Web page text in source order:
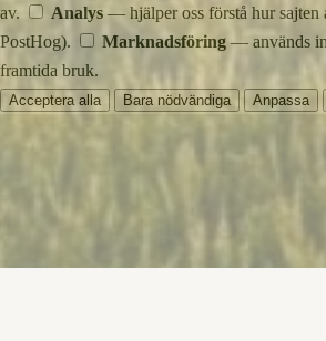
av.
Analys — hjälper oss förstå hur sajten
PostHog).
Marknadsföring— används
framtida bruk.
Acceptera alla Bara nödvändiga Anpassa